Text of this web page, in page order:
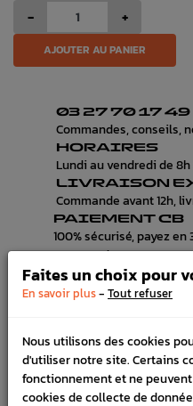
- +
AJOUTER AU PANIER
03 27 70 17 49
Commandes, conseils,
HORAIRES
Lundi au vendredi de 8h
LIVRAISON
Commande avant 12h,
PAIEMENT CB
100% sécurisé, payez
commande
LIVRAISON
VÉHICULES COMPATIBLE
Faites un choix pour
En savoir plus- Tout refuser
Nous utilisons des cookies
d'utiliser notre site. Certains
fonctionnement et ne
cookies de collecte de